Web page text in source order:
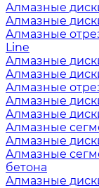
Алмазные
Алмазные
Алмазные
Line
Алмазные
Алмазные
Алмазные
Алмазные
Алмазные
Алмазные
Алмазные
Алмазные
бетона
Алмазные